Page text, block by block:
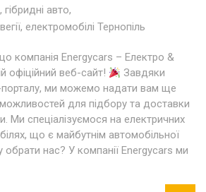
, гібридні авто,
, електромобілі Тернопіль
компанія Energycars – Електро &
офіційний веб-сайт!
Завдяки
ми можемо надати вам ще
для підбору та доставки
Ми спеціалізуємося на електричних
що є майбутнім автомобільної
обрати нас? У компанії Energycars ми